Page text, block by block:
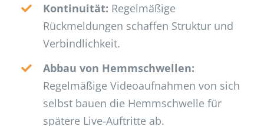
Kontinuität: Regelmäßige
Rückmeldungen schaffen Struktur und
Verbindlichkeit.
Abbau von Hemmschwellen:
Regelmäßige Videoaufnahmen von sich
selbst bauen die Hemmschwelle für
spätere Live-Auftritte ab.